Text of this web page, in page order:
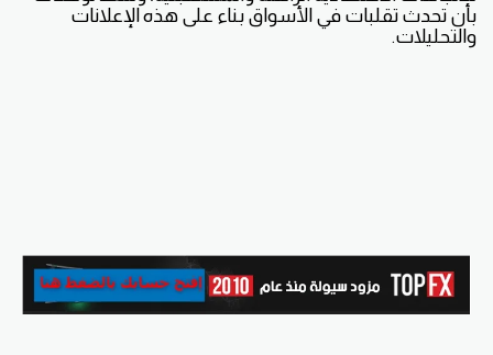
بأن تحدث تقلبات في الأسواق بناء على هذه الإعلانات
والتحليلات.